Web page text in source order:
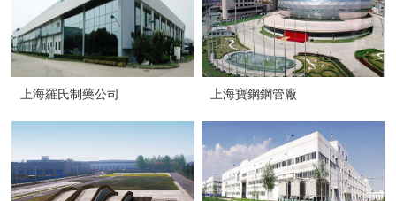
上海羅氏制藥公司 上海寶鋼鋼管廠